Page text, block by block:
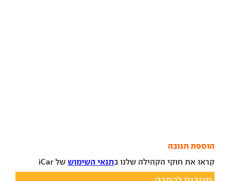
הוספת תגובה
קראו את חוקי הקהילה שלנו בתנאי השימוש של iCar